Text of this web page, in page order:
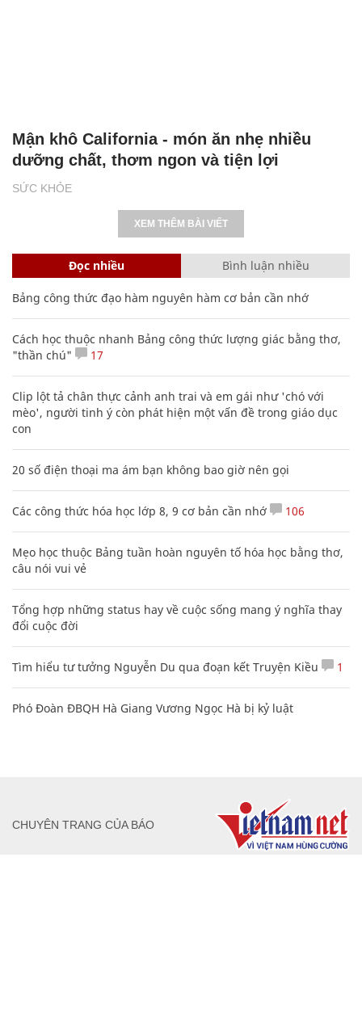
SỨC KHỎE
Mận khô California - món ăn nhẹ nhiều
dưỡng chất, thơm ngon và tiện lợi
XEM THÊM BÀI VIẾT
Đọc nhiều Bình luận nhiều
Bảng công thức đạo hàm nguyên hàm cơ bản cần nhớ
Cách học thuộc nhanh Bảng công thức lượng giác bằng thơ,
"thần chú"
17
Clip lột tả chân thực cảnh anh trai và em gái như 'chó với
mèo', người tinh ý còn phát hiện một vấn đề trong giáo dục
con
20 số điện thoại ma ám bạn không bao giờ nên gọi
Các công thức hóa học lớp 8, 9 cơ bản cần nhớ 106
Mẹo học thuộc Bảng tuần hoàn nguyên tố hóa học bằng thơ,
câu nói vui vẻ
Tổng hợp những status hay về cuộc sống mang ý nghĩa thay
đổi cuộc đời
Tìm hiểu tư tưởng Nguyễn Du qua đoạn kết Truyện Kiều 1
Phó Đoàn ĐBQH Hà Giang Vương Ngọc Hà bị kỷ luật
CHUYÊN TRANG CỦA BÁO